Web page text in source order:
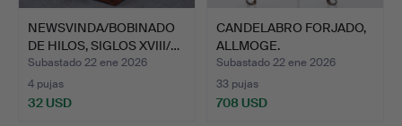
NEWSVINDA/BOBINADO
DE HILOS, SIGLOS XVIII/…
Subastado 22 ene 2026
4 pujas
32 USD
CANDELABRO FORJADO,
ALLMOGE.
Subastado 22 ene 2026
33 pujas
708 USD